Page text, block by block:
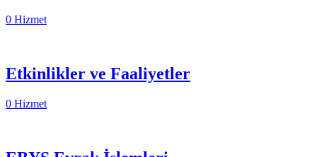
0 Hizmet
Etkinlikler ve Faaliyetler
0 Hizmet